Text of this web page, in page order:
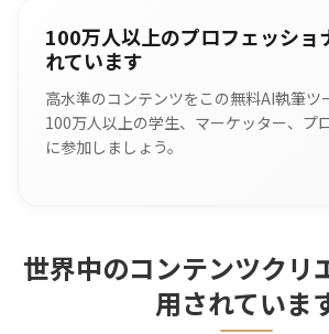
100万人以上のプロフェッショ
れています
高水準のコンテンツをこの無料AI執筆ツ
100万人以上の学生、マーケッター、プ
に参加しましょう。
世界中のコンテンツクリ
用されていま